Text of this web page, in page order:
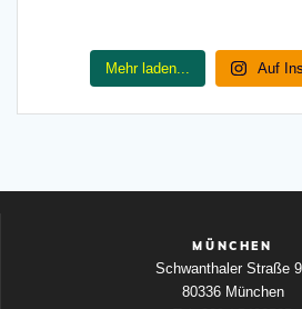
Mehr laden... Auf
MÜNCHEN
Schwanthaler Straße
80336 München